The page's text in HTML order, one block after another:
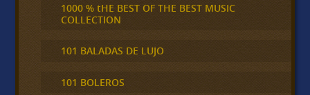
1000 % tHE BEST OF THE BEST MUSIC
COLLECTION
101 BALADAS DE LUJO
101 BOLEROS